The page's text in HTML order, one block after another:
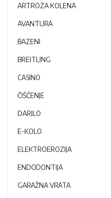
ARTROZA KOLENA
AVANTURA
BAZENI
BREITLING
CASINO
ČIŠČENJE
DARILO
E-KOLO
ELEKTROEROZIJA
ENDODONTIJA
GARAŽNA VRATA